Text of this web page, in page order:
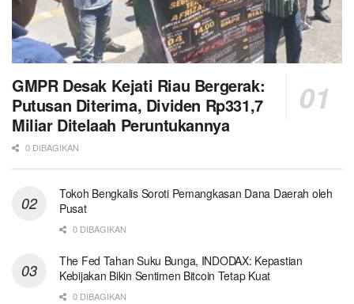
GMPR Desak Kejati Riau Bergerak:
Putusan Diterima, Dividen Rp331,7
Miliar Ditelaah Peruntukannya
0 DIBAGIKAN
Tokoh Bengkalis Soroti Pemangkasan Dana Daerah oleh
Pusat
0 DIBAGIKAN
The Fed Tahan Suku Bunga, INDODAX: Kepastian
Kebijakan Bikin Sentimen Bitcoin Tetap Kuat
0 DIBAGIKAN